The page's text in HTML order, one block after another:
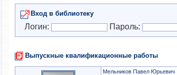
Вход в библиотеку
Логин: Пароль:
Выпускные квалификационные работы
Мельников Павел Юрьевич